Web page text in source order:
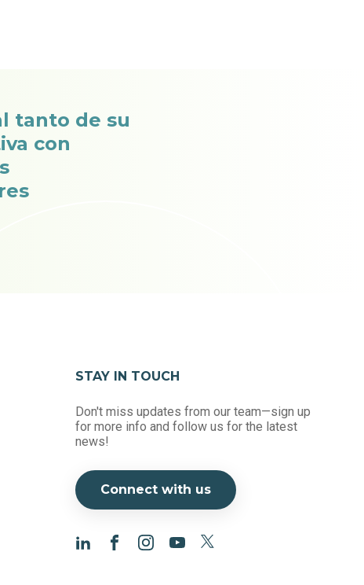
tanto de su
con
STAY IN TOUCH
Don't miss updates from our team—sign up
for more info and follow us for the latest
news!
Connect with us